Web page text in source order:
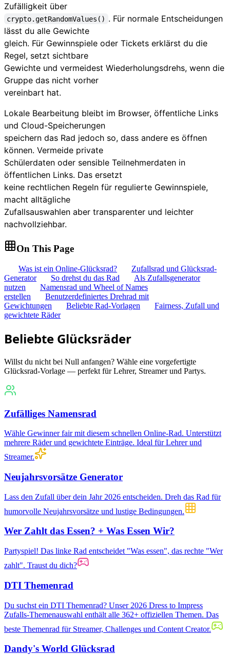
Zufälligkeit über
crypto.getRandomValues() . Für normale Entscheidungen
lässt du alle Gewichte
gleich. Für Gewinnspiele oder Tickets erklärst du die
Regel, setzt sichtbare
Gewichte und vermeidest Wiederholungsdrehs, wenn die
Gruppe das nicht vorher
vereinbart hat.
Lokale Bearbeitung bleibt im Browser, öffentliche Links
und Cloud-Speicherungen
speichern das Rad jedoch so, dass andere es öffnen
können. Vermeide private
Schülerdaten oder sensible Teilnehmerdaten in
öffentlichen Links. Das ersetzt
keine rechtlichen Regeln für regulierte Gewinnspiele,
macht alltägliche
Zufallsauswahlen aber transparenter und leichter
nachvollziehbar.
On This Page
Was ist ein Online-Glücksrad?
Zufallsrad und Glücksrad-
Generator
So drehst du das Rad
Als Zufallsgenerator
nutzen
Namensrad und Wheel of Names
erstellen
Benutzerdefiniertes Drehrad mit
Gewichtungen
Beliebte Rad-Vorlagen
Fairness, Zufall und
gewichtete Räder
Beliebte Glücksräder
Willst du nicht bei Null anfangen? Wähle eine vorgefertigte
Glücksrad-Vorlage — perfekt für Lehrer, Streamer und Partys.
Zufälliges Namensrad
Wähle Gewinner fair mit diesem schnellen Online-Rad. Unterstützt
mehrere Räder und gewichtete Einträge. Ideal für Lehrer und
Streamer.
Neujahrsvorsätze Generator
Lass den Zufall über dein Jahr 2026 entscheiden. Dreh das Rad für
humorvolle Neujahrsvorsätze und lustige Bedingungen.
Wer Zahlt das Essen? + Was Essen Wir?
Partyspiel! Das linke Rad entscheidet "Was essen", das rechte "Wer
zahlt". Traust du dich?
DTI Themenrad
Du suchst ein DTI Themenrad? Unser 2026 Dress to Impress
Zufalls-Themenauswahl enthält alle 362+ offiziellen Themen. Das
beste Themenrad für Streamer, Challenges und Content Creator.
Dandy's World Glücksrad